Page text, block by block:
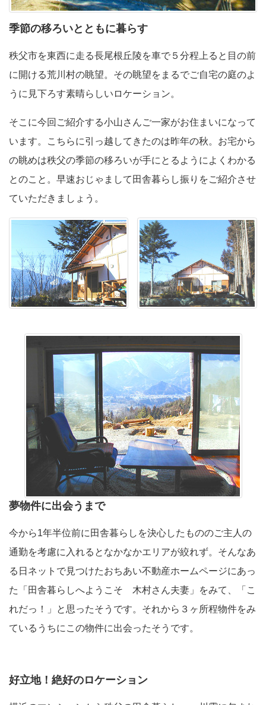
季節の移ろいとともに暮らす
秩父市を東西に走る長尾根丘陵を車で５分程上ると目の前
に開ける荒川村の眺望。その眺望をまるでご自宅の庭のよ
うに見下ろす素晴らしいロケーション。
そこに今回ご紹介する小山さんご一家がお住まいになって
います。こちらに引っ越してきたのは昨年の秋。お宅から
の眺めは秩父の季節の移ろいが手にとるようによくわかる
とのこと。早速おじゃまして田舎暮らし振りをご紹介させ
ていただきましょう。
夢物件に出会うまで
今から1年半位前に田舎暮らしを決心したもののご主人の
通勤を考慮に入れるとなかなかエリアが絞れず。そんなあ
る日ネットで見つけたおちあい不動産ホームページにあっ
た「田舎暮らしへようこそ 木村さん夫妻」をみて、「こ
れだっ！」と思ったそうです。それから３ヶ所程物件をみ
ているうちにこの物件に出会ったそうです。
好立地！絶好のロケーション